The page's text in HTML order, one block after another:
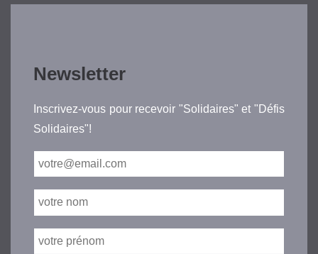
Newsletter
Inscrivez-vous pour recevoir "Solidaires" et "Défis
Solidaires"!